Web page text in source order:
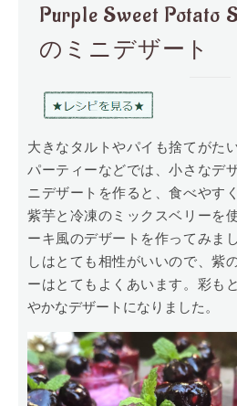
Purple Sweet Potato
のミニデザート
大きなタルトやパイも捨てがたいですが、大勢が集まる
パーティーなどでは、小さなデ
ニデザートを作ると、食べやす
紫芋と冷凍のミックスベリーを
ーキ風のデザートを作ってみま
しはとても相性がいいので、紫
ーはとてもよくあいます。彩も
やかなデザートになりました。